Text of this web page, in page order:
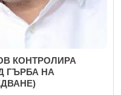
КОНТРОЛИРА
ГЪРБА НА